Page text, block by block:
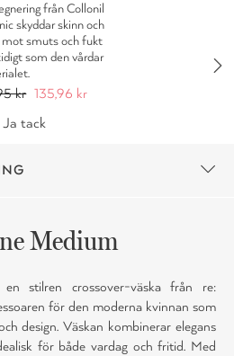
från Collonil
skyddar skinn och
mot smuts och fukt
som den vårdar
kr 135,96 kr
Ja tack
Medium
stilren crossover-väska från re:
för den moderna kvinnan som
design. Väskan kombinerar elegans
för både vardag och fritid. Med